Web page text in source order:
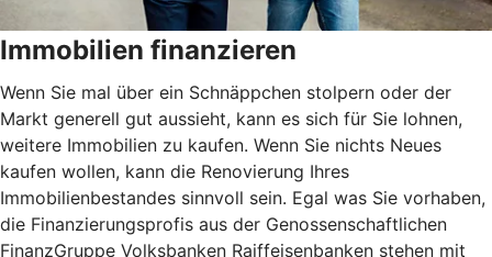
Immobilien finanzieren
Wenn Sie mal über ein Schnäppchen stolpern oder der
Markt generell gut aussieht, kann es sich für Sie lohnen,
weitere Immobilien zu kaufen. Wenn Sie nichts Neues
kaufen wollen, kann die Renovierung Ihres
Immobilienbestandes sinnvoll sein. Egal was Sie vorhaben,
die Finanzierungsprofis aus der Genossenschaftlichen
FinanzGruppe Volksbanken Raiffeisenbanken stehen mit